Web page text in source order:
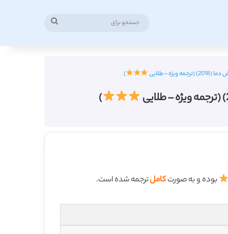
– طلایی )
)
بوده و به صورتکاملترجمه شده است.